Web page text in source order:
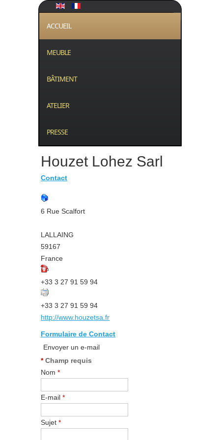
ACCUEIL
MEUBLE
BÂTIMENT
ATELIER
PRESSE
Houzet Lohez Sarl
Contact
6 Rue Scalfort
LALLAING
59167
France
+33 3 27 91 59 94
+33 3 27 91 59 94
http://www.houzetsa.fr
Formulaire de Contact
Envoyer un e-mail
*Champ requis
Nom *
E-mail *
Sujet *